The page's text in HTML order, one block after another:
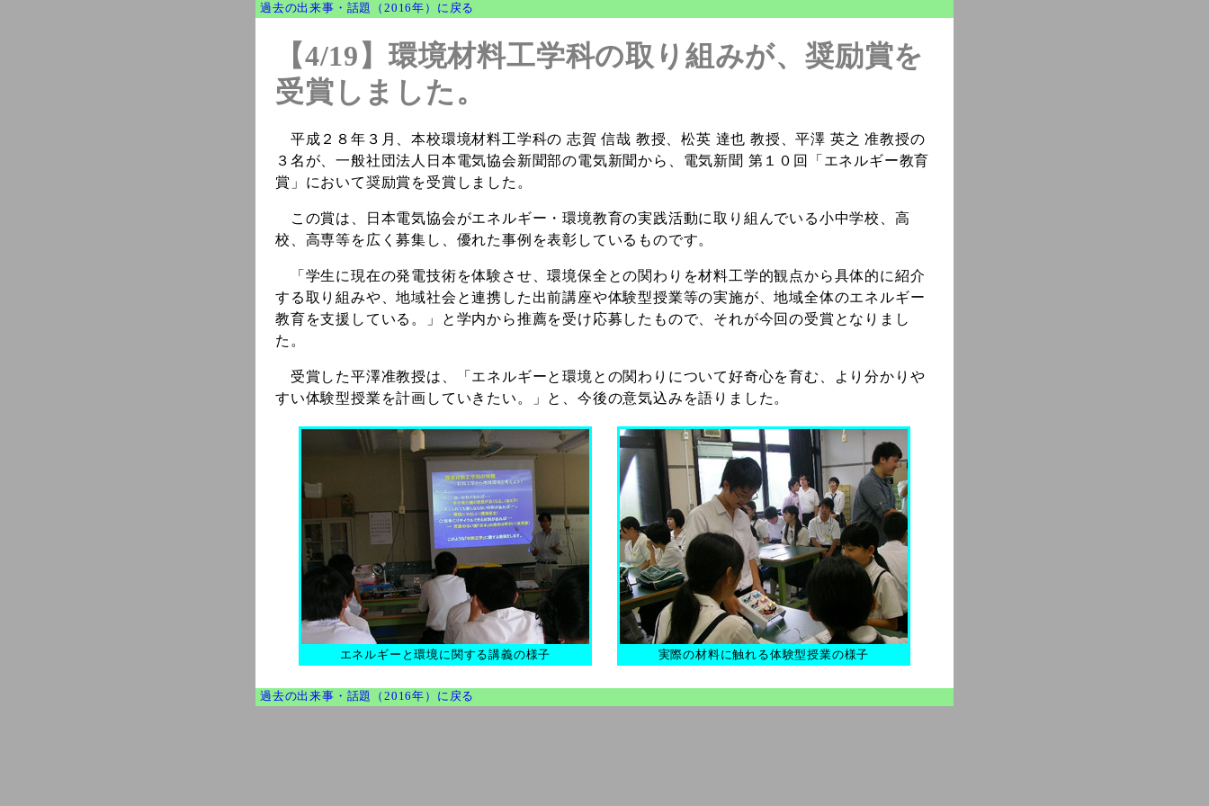
過去の出来事・話題（2016年）に戻る
【4/19】環境材料工学科の取り組みが、奨励賞を
受賞しました。
平成２８年３月、本校環境材料工学科の 志賀 信哉 教授、松英 達也 教授、平澤 英之 准教授の
３名が、一般社団法人日本電気協会新聞部の電気新聞から、電気新聞 第１０回「エネルギー教育
賞」において奨励賞を受賞しました。
この賞は、日本電気協会がエネルギー・環境教育の実践活動に取り組んでいる小中学校、高
校、高専等を広く募集し、優れた事例を表彰しているものです。
「学生に現在の発電技術を体験させ、環境保全との関わりを材料工学的観点から具体的に紹介
する取り組みや、地域社会と連携した出前講座や体験型授業等の実施が、地域全体のエネルギー
教育を支援している。」と学内から推薦を受け応募したもので、それが今回の受賞となりまし
た。
受賞した平澤准教授は、「エネルギーと環境との関わりについて好奇心を育む、より分かりや
すい体験型授業を計画していきたい。」と、今後の意気込みを語りました。
エネルギーと環境に関する講義の様子 実際の材料に触れる体験型授業の様子
過去の出来事・話題（2016年）に戻る